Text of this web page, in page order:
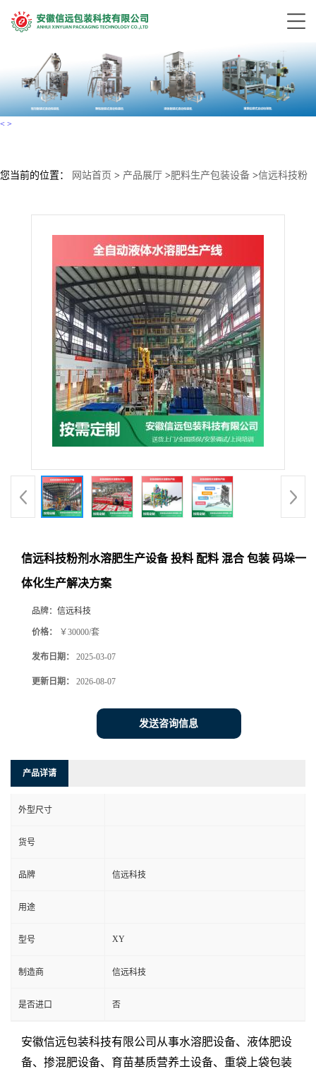
< >
您当前的位置： 网站首页 > 产品展厅 >肥料生产包装设备 >信远科技粉
信远科技粉剂水溶肥生产设备 投料 配料 混合 包装 码垛一
体化生产解决方案
品牌： 信远科技
价格： ￥30000/套
发布日期： 2025-03-07
更新日期： 2026-08-07
发送咨询信息
产品详请
外型尺寸
货号
品牌 信远科技
用途
型号 XY
制造商 信远科技
是否进口 否
安徽信远包装科技有限公司从事水溶肥设备、液体肥设
备、掺混肥设备、育苗基质营养土设备、重袋上袋包装